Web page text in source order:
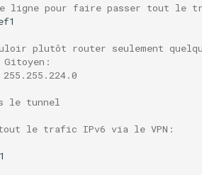
ligne pour faire passer tout le
plutôt router seulement
le tunnel
le trafic IPv6 via le VPN: